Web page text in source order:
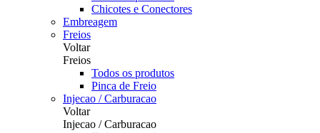
Chicotes e Conectores
Embreagem
Freios
Voltar
Freios
Todos os produtos
Pinca de Freio
Injecao / Carburacao
Voltar
Injecao / Carburacao